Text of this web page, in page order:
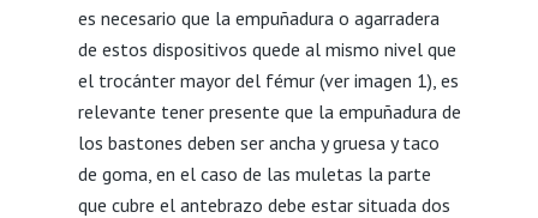
es necesario que la empuñadura o agarradera
de estos dispositivos quede al mismo nivel que
el trocánter mayor del fémur (ver imagen 1), es
relevante tener presente que la empuñadura de
los bastones deben ser ancha y gruesa y taco
de goma, en el caso de las muletas la parte
que cubre el antebrazo debe estar situada dos